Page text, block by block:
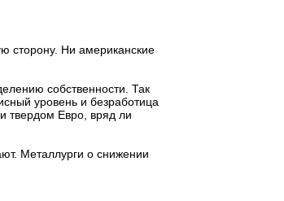
сторону. Ни американские
собственности. Так
уровень и безработица
твердом Евро, вряд ли
Металлурги о снижении